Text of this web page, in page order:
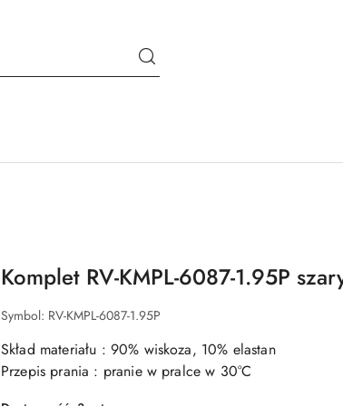
Komplet RV-KMPL-6087-1.95P
Symbol: RV-KMPL-6087-1.95P
Skład materiału : 90% wiskoza, 10% elastan
Przepis prania : pranie w pralce w 30°C